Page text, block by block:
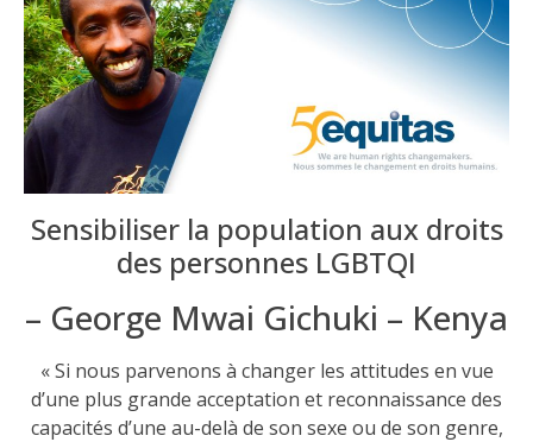
Sensibiliser la population aux droits
des personnes LGBTQI
– George Mwai Gichuki – Kenya
« Si nous parvenons à changer les attitudes en vue
d’une plus grande acceptation et reconnaissance des
capacités d’une au-delà de son sexe ou de son genre,